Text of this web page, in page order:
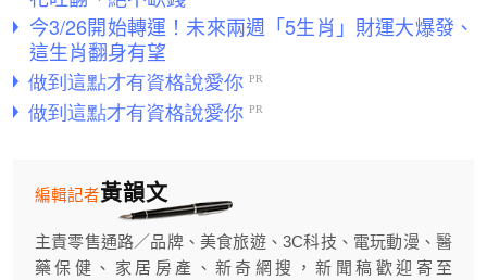
今3/26開始轉運！未來兩週「5生肖」財運大爆發、
這生肖翻身有望
黃韻文
編輯記者
主責零售通路／品牌、美食旅遊、3C科技、電玩動漫、醫
藥保健、家居房產、新奇網搜，新聞稿歡迎寄至